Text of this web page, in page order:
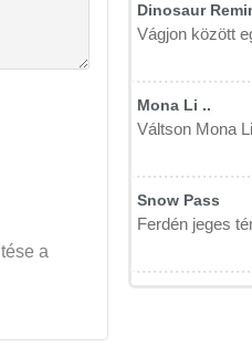
a
Dinosaur
Vágjon között
Mona Li ..
Váltson Mona
Snow Pass
Ferdén jeges